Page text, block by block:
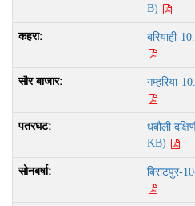
B)
बरियाही-
गम्हरिया-
धबौली
KB)
बिराटपुर-